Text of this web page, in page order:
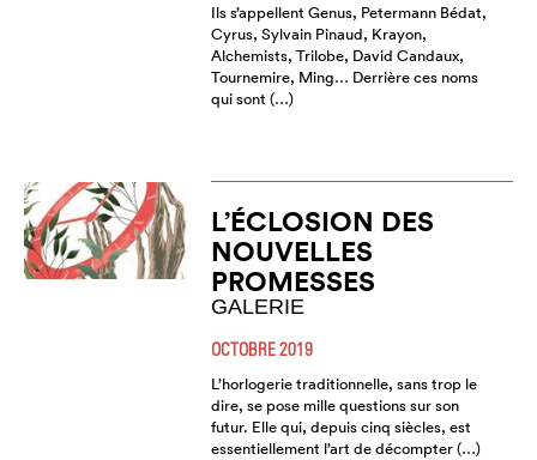
Ils s’appellent Genus, Petermann Bédat,
Cyrus, Sylvain Pinaud, Krayon,
Alchemists, Trilobe, David Candaux,
Tournemire, Ming… Derrière ces noms
qui sont (…)
L’ÉCLOSION DES
NOUVELLES
PROMESSES
GALERIE
OCTOBRE 2019
L’horlogerie traditionnelle, sans trop le
dire, se pose mille questions sur son
futur. Elle qui, depuis cinq siècles, est
essentiellement l’art de décompter (…)